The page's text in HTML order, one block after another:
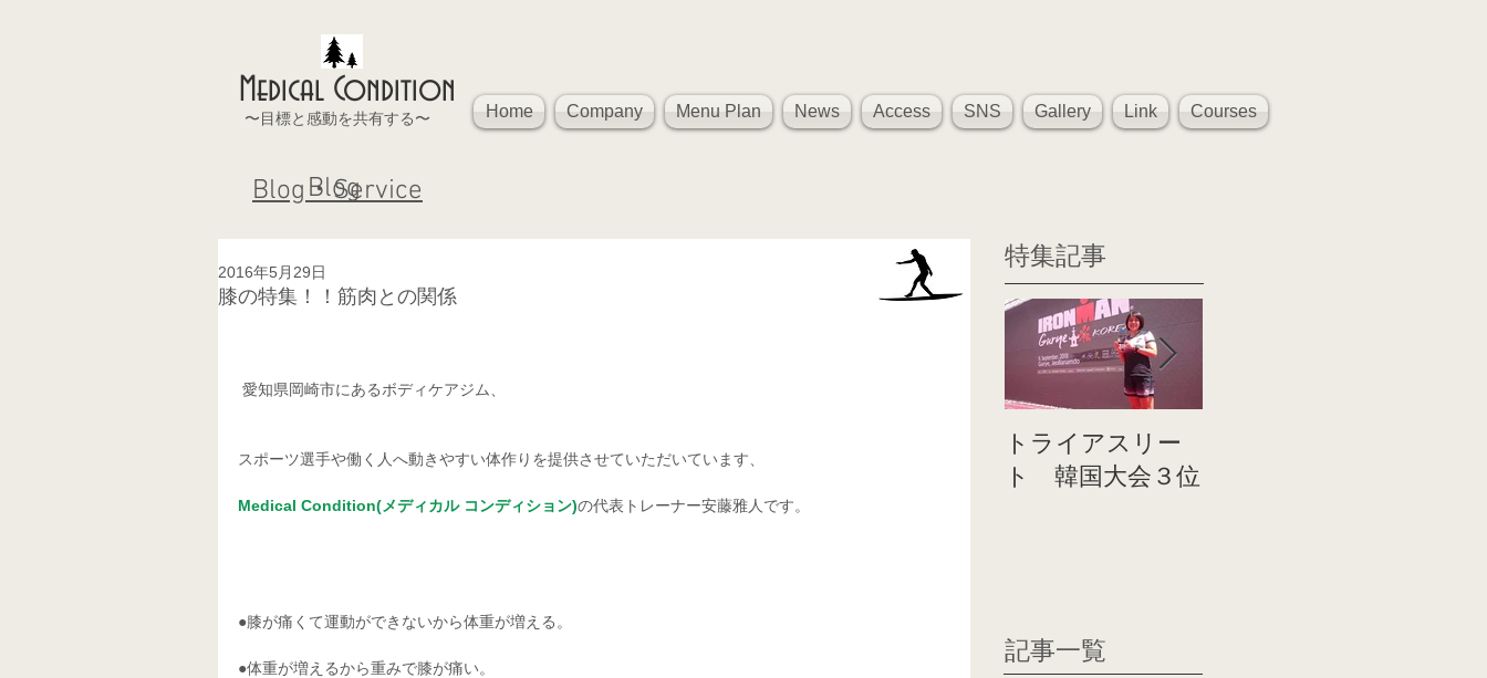
Medical Condition
〜目標と感動を共有する〜 Home Company Menu Plan News Access SNS Gallery Link Courses
Blog
Blog・Service
膝の特集！！筋肉との関係
2016年5月29日
愛知県岡崎市にあるボディケアジム、
スポーツ選手や働く人へ動きやすい体作りを提供させていただいています、
Medical Condition(メディカル コンディション)の代表トレーナー安藤雅人です。
●膝が痛くて運動ができないから体重が増える。
●体重が増えるから重みで膝が痛い。
特集記事
トライアスリー
ト 韓国大会３位
記事一覧